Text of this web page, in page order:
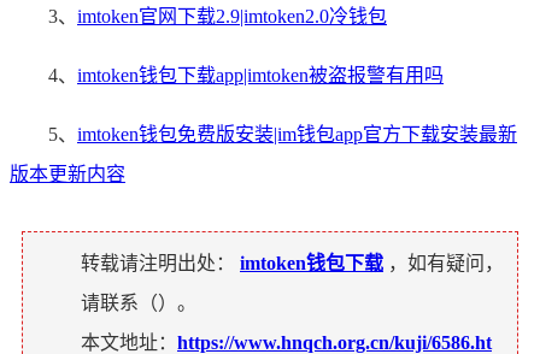
3、 imtoken官网下载2.9|imtoken2.0冷钱包
4、 imtoken钱包下载app|imtoken被盗报警有用吗
5、 imtoken钱包免费版安装|im钱包app官方下载安装最新
版本更新内容
转载请注明出处： imtoken钱包下载 ，如有疑问，
请联系（）。
本文地址： https://www.hnqch.org.cn/kuji/6586.ht